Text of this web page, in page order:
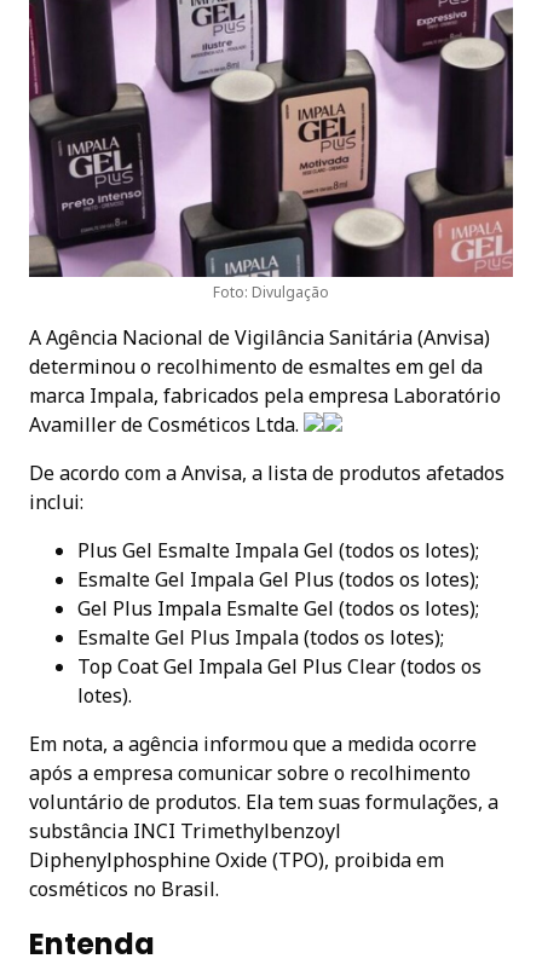
Foto: Divulgação
A Agência Nacional de Vigilância Sanitária (Anvisa)
determinou o recolhimento de esmaltes em gel da
marca Impala, fabricados pela empresa Laboratório
Avamiller de Cosméticos Ltda.
De acordo com a Anvisa, a lista de produtos afetados
inclui:
Plus Gel Esmalte Impala Gel (todos os lotes);
Esmalte Gel Impala Gel Plus (todos os lotes);
Gel Plus Impala Esmalte Gel (todos os lotes);
Esmalte Gel Plus Impala (todos os lotes);
Top Coat Gel Impala Gel Plus Clear (todos os
lotes).
Em nota, a agência informou que a medida ocorre
após a empresa comunicar sobre o recolhimento
voluntário de produtos. Ela tem suas formulações, a
substância INCI Trimethylbenzoyl
Diphenylphosphine Oxide (TPO), proibida em
cosméticos no Brasil.
Entenda